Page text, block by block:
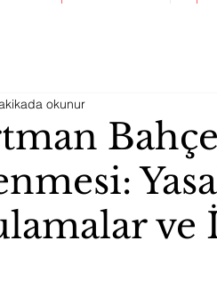
ve
okunur